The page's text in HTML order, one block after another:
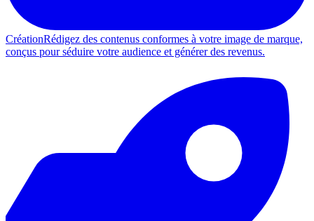
CréationRédigez des contenus conformes à votre image de marque,
conçus pour séduire votre audience et générer des revenus.